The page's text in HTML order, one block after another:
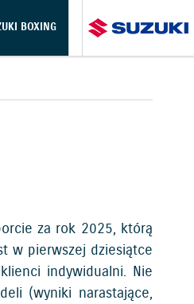
BOXING
za rok 2025, którą
w pierwszej dziesiątce
indywidualni. Nie
(wyniki narastające,